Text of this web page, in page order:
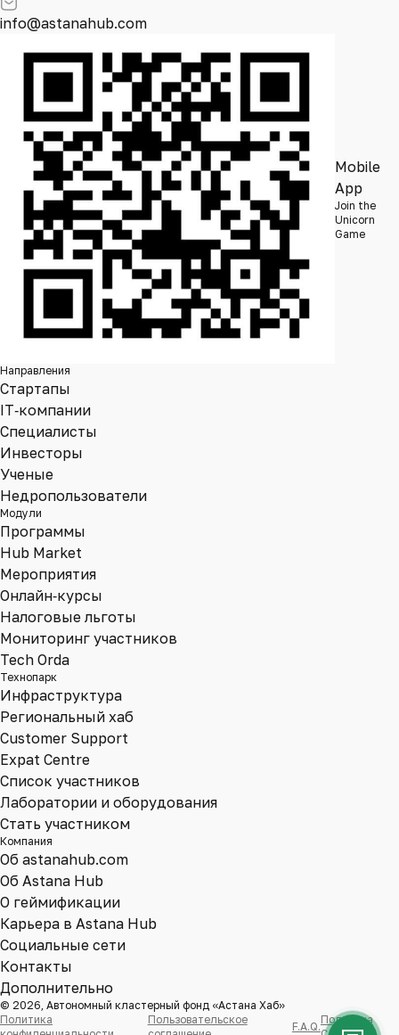
info@astanahub.com
Mobile
App
Join the
Unicorn
Game
Направления
Стартапы
IT‑компании
Специалисты
Инвесторы
Ученые
Недропользователи
Модули
Программы
Hub Market
Мероприятия
Онлайн‑курсы
Налоговые льготы
Мониторинг участников
Tech Orda
Технопарк
Инфраструктура
Региональный хаб
Customer Support
Expat Centre
Список участников
Лаборатории и оборудования
Стать участником
Компания
Об astanahub.com
Об Astana Hub
О геймификации
Карьера в Astana Hub
Социальные сети
Контакты
Дополнительно
© 2026, Автономный кластерный фонд «Астана Хаб»
Политика
Пользовательское
F.A.Q.
Политика